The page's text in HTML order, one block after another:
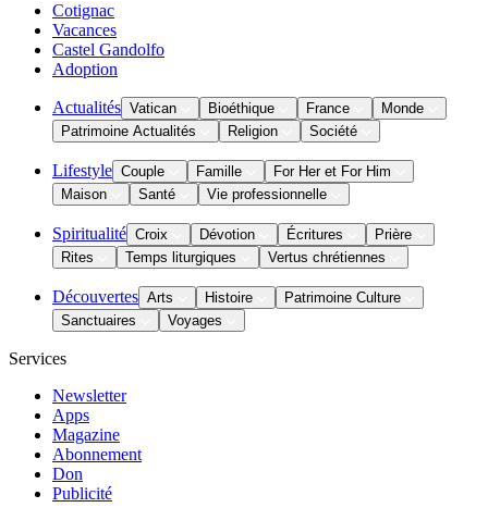
Cotignac
Vacances
Castel Gandolfo
Adoption
Actualités Vatican Bioéthique France
Monde
Patrimoine Actualités
Religion Société
Lifestyle Couple Famille
For Her et For Him
Maison
Santé Vie professionnelle
Spiritualité Croix Dévotion Écritures
Prière
Rites
Temps liturgiques Vertus chrétiennes
Découvertes Arts Histoire
Patrimoine Culture
Sanctuaires
Voyages
Services
Newsletter
Apps
Magazine
Abonnement
Don
Publicité